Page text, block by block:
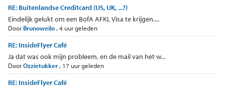
RE: Buitenlandse Creditcard (US, UK, ...?)
Eindelijk gelukt om een BofA AFKL Visa te krijgen....
Door Brunoweilo, 4 uur geleden
RE: InsideFlyer Café
Ja dat was ook mijn probleem, en de mail van het w...
DoorOzzietukker, 17 uur geleden
RE: InsideFlyer Café